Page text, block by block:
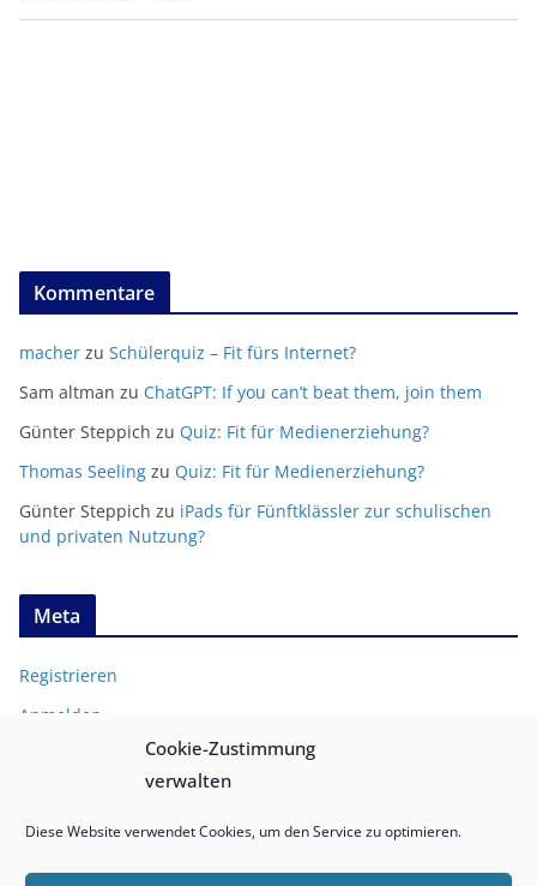
Cookie-Zustimmung
verwalten
Diese Website verwendet Cookies, um den Service zu optimieren.
Kommentare
macher zu Schülerquiz – Fit fürs Internet?
Sam altman zu ChatGPT: If you can’t beat them, join them
Günter Steppich zu Quiz: Fit für Medienerziehung?
Thomas Seeling zu Quiz: Fit für Medienerziehung?
Günter Steppich zu iPads für Fünftklässler zur schulischen
und privaten Nutzung?
Meta
Registrieren
Anmelden